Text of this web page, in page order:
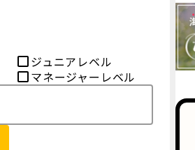
ジュニアレベル
マネージャーレベル